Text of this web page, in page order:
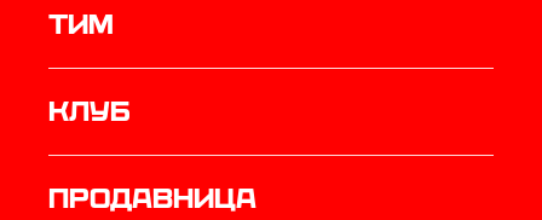
ТИМ
Клуб
продавница